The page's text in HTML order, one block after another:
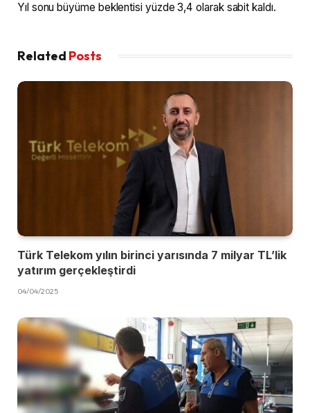
Yıl sonu büyüme beklentisi yüzde 3,4 olarak sabit kaldı.
Related Posts
Türk Telekom yılın birinci yarısında 7 milyar TL’lik
yatırım gerçekleştirdi
04/04/2025